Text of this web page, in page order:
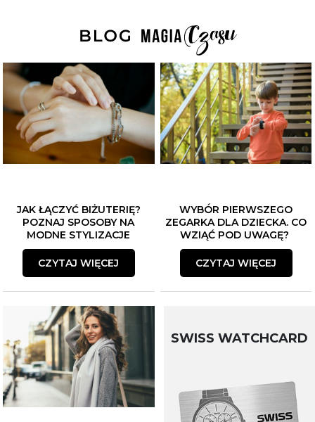
JAK ŁĄCZYĆ BIŻUTERIĘ?
POZNAJ SPOSOBY NA
MODNE STYLIZACJE
CZYTAJ WIĘCEJ
WYBÓR PIERWSZEGO
ZEGARKA DLA DZIECKA. CO
WZIĄĆ POD UWAGĘ?
CZYTAJ WIĘCEJ
SWISS WATCHCARD